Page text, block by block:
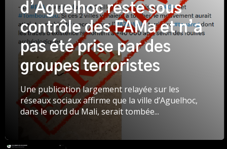
d’Aguelhoc reste sous
contrôle des FAMa et n’a
pas été prise par des
groupes terroristes
Une publication largement relayée sur les
réseaux sociaux affirme que la ville d’Aguelhoc,
dans le nord du Mali, serait tombée...